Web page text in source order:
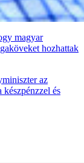
magyar
hozhattak
az
és